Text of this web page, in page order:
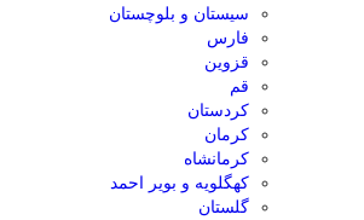
سیستان و بلوچستان
فارس
قزوین
قم
کردستان
کرمان
کرمانشاه
کهگلویه و بویر احمد
گلستان